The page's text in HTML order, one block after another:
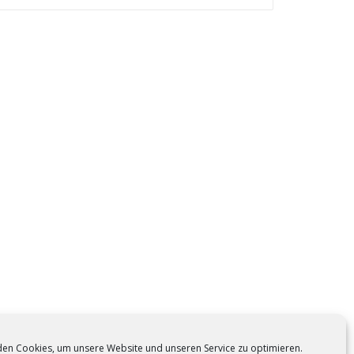
Cookies, um unsere Website und unseren Service zu optimieren.